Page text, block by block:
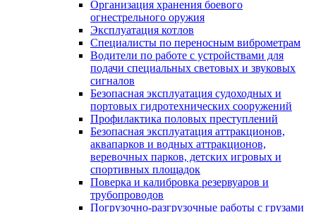
Организация хранения боевого
огнестрельного оружия
Эксплуатация котлов
Специалисты по переносным виброметрам
Водители по работе с устройствами для
подачи специальных световых и звуковых
сигналов
Безопасная эксплуатация судоходных и
портовых гидротехнических сооружений
Профилактика половых преступлений
Безопасная эксплуатация аттракционов,
аквапарков и водных аттракционов,
веревочных парков, детских игровых и
спортивных площадок
Поверка и калибровка резервуаров и
трубопроводов
Погрузочно-разгрузочные работы с грузами